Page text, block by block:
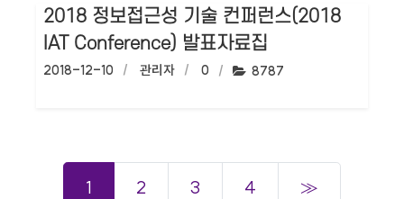
2018 정보접근성 기술 컨퍼런스(2018
IAT Conference) 발표자료집
작성일:
2018-12-10 작성자:
관리자 댓글수:
0 조회수:
8787
1 2 3 4 ≫